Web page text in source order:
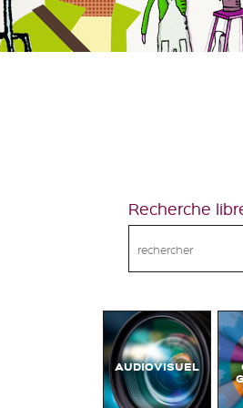
Recherche
AUDIOVISUEL